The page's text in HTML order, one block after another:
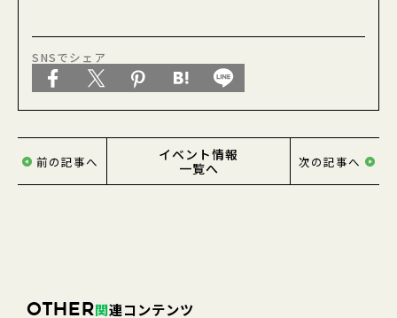
SNSでシェア
前の記事へ
イベント情報
一覧へ
次の記事へ
OTHER関連コンテンツ